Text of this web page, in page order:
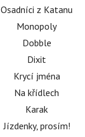
Osadníci z Katanu
Monopoly
Dobble
Dixit
Krycí jména
Na křídlech
Karak
Jízdenky, prosím!